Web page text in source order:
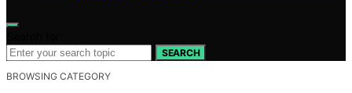
SEARCH
BROWSING CATEGORY